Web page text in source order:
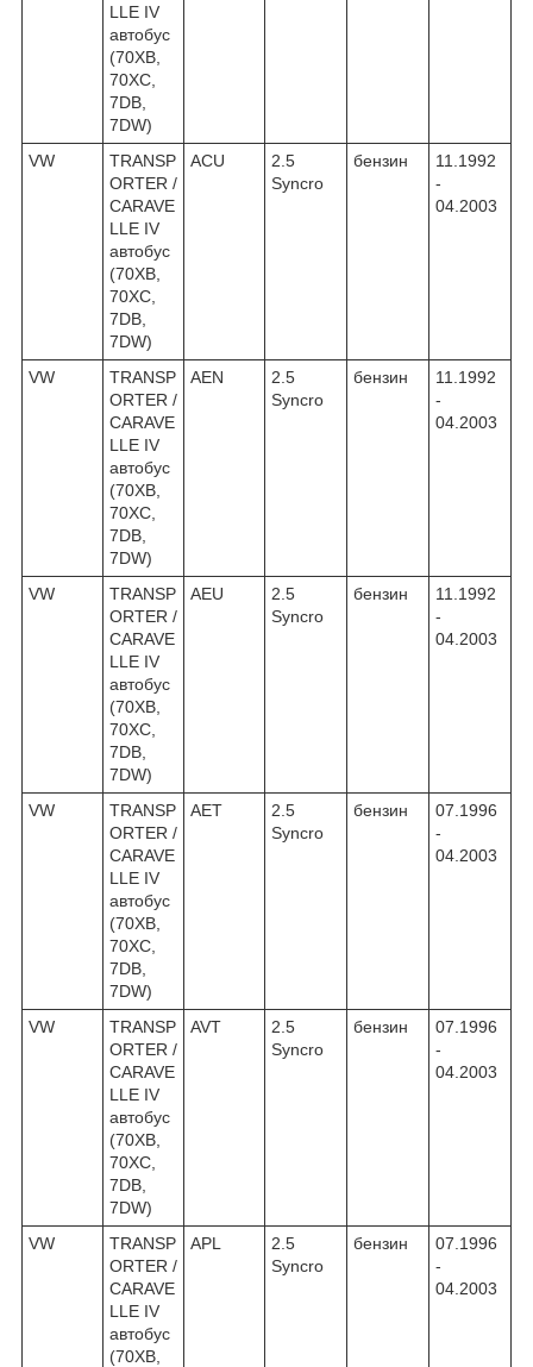
LLE IV
автобус
(70XB,
70XC,
7DB,
7DW)
VW
TRANSP
ORTER /
CARAVE
LLE IV
автобус
(70XB,
70XC,
7DB,
7DW)
ACU
2.5
Syncro
бензин
11.1992
-
04.2003
VW
TRANSP
ORTER /
CARAVE
LLE IV
автобус
(70XB,
70XC,
7DB,
7DW)
AEN
2.5
Syncro
бензин
11.1992
-
04.2003
VW
TRANSP
ORTER /
CARAVE
LLE IV
автобус
(70XB,
70XC,
7DB,
7DW)
AEU
2.5
Syncro
бензин
11.1992
-
04.2003
VW
TRANSP
ORTER /
CARAVE
LLE IV
автобус
(70XB,
70XC,
7DB,
7DW)
AET
2.5
Syncro
бензин
07.1996
-
04.2003
VW
TRANSP
ORTER /
CARAVE
LLE IV
автобус
(70XB,
70XC,
7DB,
7DW)
AVT
2.5
Syncro
бензин
07.1996
-
04.2003
VW
TRANSP
ORTER /
CARAVE
LLE IV
автобус
(70XB,
APL
2.5
Syncro
бензин
07.1996
-
04.2003